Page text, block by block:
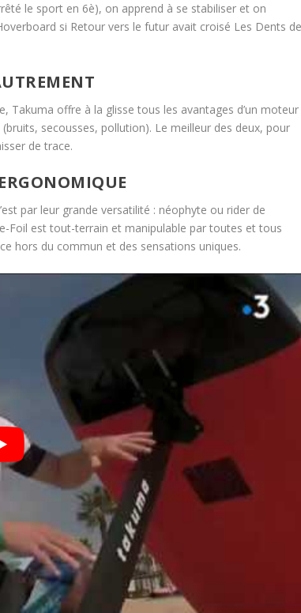
le sport en 6è), on apprend à se stabiliser et on
si Retour vers le futur avait croisé Les Dents
Takuma offre à la glisse tous les avantages d’un moteur
secousses, pollution). Le meilleur des deux, pour
de trace.
par leur grande versatilité : néophyte ou rider de
Foil est tout-terrain et manipulable par toutes et tous
hors du commun et des sensations uniques.